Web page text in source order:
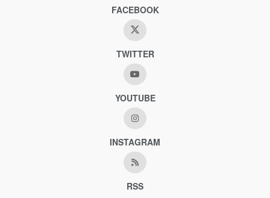
FACEBOOK
TWITTER
YOUTUBE
INSTAGRAM
RSS